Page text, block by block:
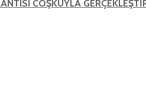
COŞKUYLA